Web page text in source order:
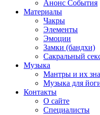
Анонс События
Материалы
Чакры
Элементы
Эмоции
Замки (бандхи)
Сакральный
Музыка
Мантры и их
Музыка для
Контакты
О сайте
Специалисты